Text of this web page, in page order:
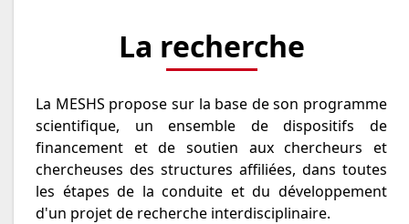
La recherche
La MESHS propose sur la base de son programme
scientifique, un ensemble de dispositifs de
financement et de soutien aux chercheurs et
chercheuses des structures affiliées, dans toutes
les étapes de la conduite et du développement
d'un projet de recherche interdisciplinaire.